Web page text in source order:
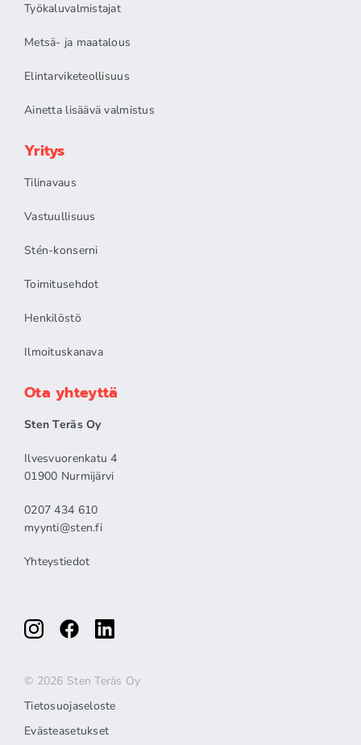
Työkaluvalmistajat
Metsä- ja maatalous
Elintarviketeollisuus
Ainetta lisäävä valmistus
Yritys
Tilinavaus
Vastuullisuus
Stén-konserni
Toimitusehdot
Henkilöstö
Ilmoituskanava
Ota yhteyttä
Sten Teräs Oy
Ilvesvuorenkatu 4
01900 Nurmijärvi
0207 434 610
myynti@sten.fi
Yhteystiedot
© 2026 Sten Teräs Oy
Tietosuojaseloste
Evästeasetukset